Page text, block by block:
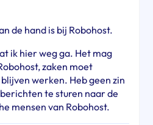
de hand is bij Robohost.
ik hier weg ga. Het mag
zaken moet
werken. Heb geen zin
te sturen naar de
mensen van Robohost.